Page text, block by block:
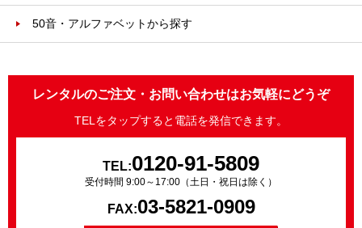
50音・アルファベットから探す
レンタルのご注文・お問い合わせはお気軽にどうぞ
TELをタップすると電話を発信できます。
TEL:0120-91-5809
受付時間 9:00～17:00（土日・祝日は除く）
FAX:03-5821-0909